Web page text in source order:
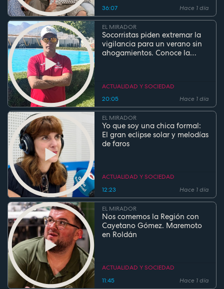
36:07
Hace 1 día
EL MIRADOR
Socorristas piden extremar la
vigilancia para un verano sin
ahogamientos. Conoce la
ACTUALIDAD Y SOCIEDAD
20:05
Hace 1 día
EL MIRADOR
Yo que soy una chica formal:
El gran eclipse solar y melodías
de faros
ACTUALIDAD Y SOCIEDAD
12:23
Hace 1 día
EL MIRADOR
Nos comemos la Región con
Cayetano Gómez. Maremoto
en Roldán
ACTUALIDAD Y SOCIEDAD
11:45
Hace 1 día